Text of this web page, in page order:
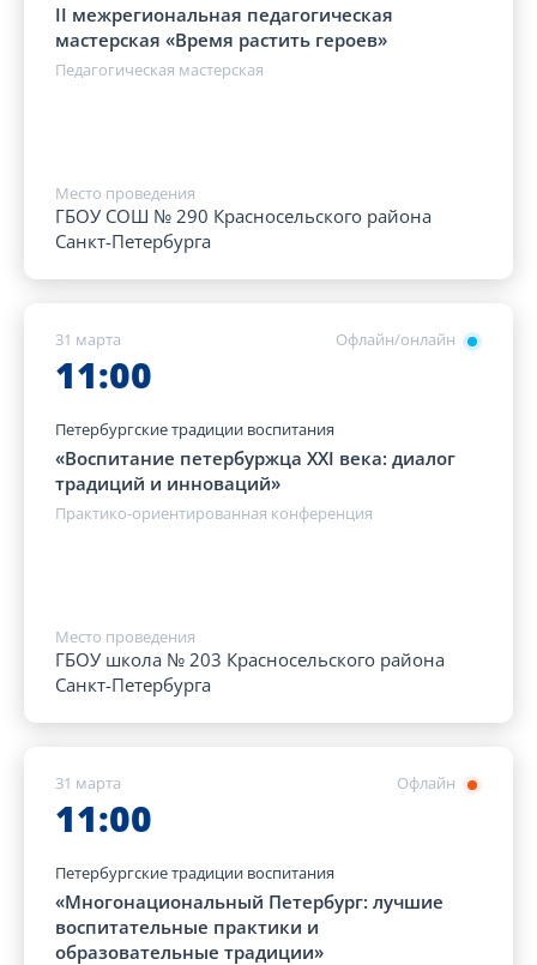
II межрегиональная педагогическая
мастерская «Время растить героев»
Педагогическая мастерская
Место проведения
ГБОУ СОШ № 290 Красносельского района
Санкт-Петербурга
Офлайн/онлайн
31 марта
11:00
Петербургские традиции воспитания
«Воспитание петербуржца XXI века: диалог
традиций и инноваций»
Практико-ориентированная конференция
Место проведения
ГБОУ школа № 203 Красносельского района
Санкт-Петербурга
Офлайн
31 марта
11:00
Петербургские традиции воспитания
«Многонациональный Петербург: лучшие
воспитательные практики и
образовательные традиции»